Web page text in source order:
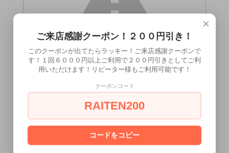
エナスビッグバン アルファミニ パープル）
[ はい ] [ いいえ ]
×
ご来店感謝クーポン！２００円引き！
このクーポンが出てたらラッキー！ご来店感謝クーポンで
す！１回６０００円以上ご利用で２００円引きとしてご利
用いただけます！リピーター様もご利用可能です！
クーポンコード
RAITEN200
コードをコピー